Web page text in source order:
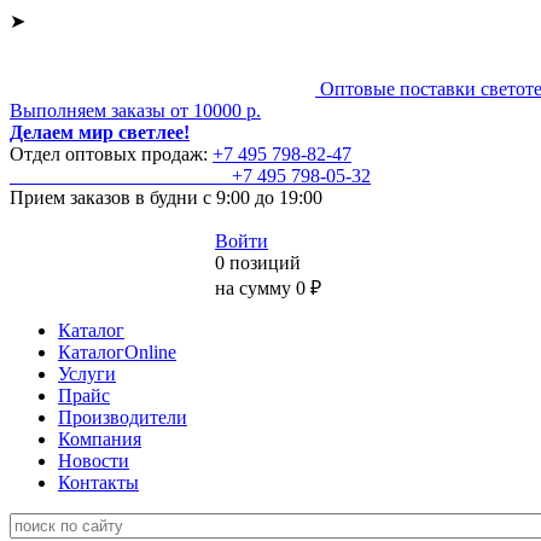
➤
Оптовые поставки
Выполняем заказы от 10000 р.
Делаем мир светлее!
Отдел оптовых продаж: +7 495 798-82-47
+7 495 798-05-32
Прием заказов в будни с 9:00 до 19:00
Войти
0 позиций
на сумму 0 ₽
Каталог
КаталогOnline
Услуги
Прайс
Производители
Компания
Новости
Контакты